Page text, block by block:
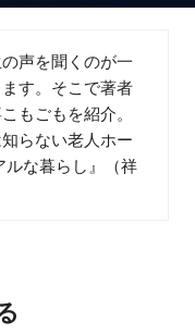
声を聞くのが一
す。そこで著者
もごもを紹介。
らない老人ホー
ルな暮らし』（祥